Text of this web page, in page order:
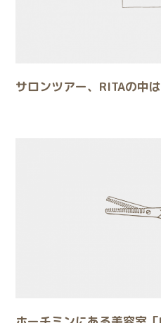
サロンツアー、RITAの中